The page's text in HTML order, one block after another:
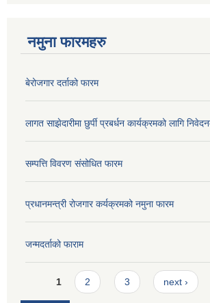
नमुना फारमहरु
बेरोजगार दर्ताको फारम
लागत साझेदारीमा छुर्पी प्रबर्धन कार्यक्रमको लागि
सम्पत्ति विवरण संसोधित फारम
प्रधानमन्त्री रोजगार कर्यक्रमको नमुना फारम
जन्मदर्ताको फाराम
Pages
1 2 3 next ›